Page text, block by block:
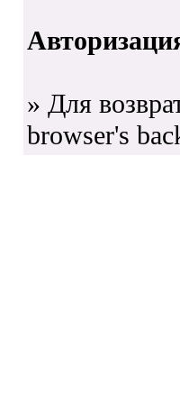
» Для
browser's